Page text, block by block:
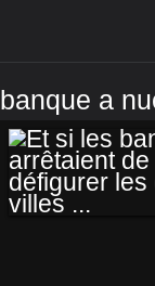
banque a